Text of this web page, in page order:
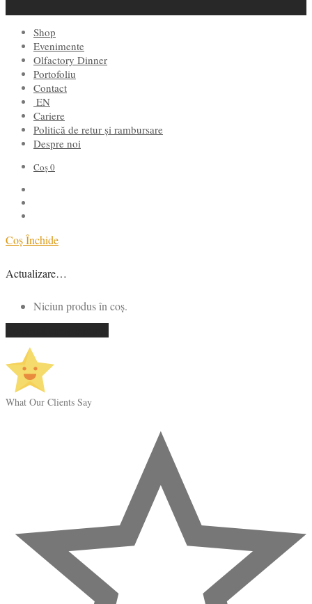
Shop
Evenimente
Olfactory Dinner
Portofoliu
Contact
EN
Cariere
Politică de retur și rambursare
Despre noi
Coș0
CoșÎnchide
Actualizare…
Niciun produs în coș.
What Our Clients Say